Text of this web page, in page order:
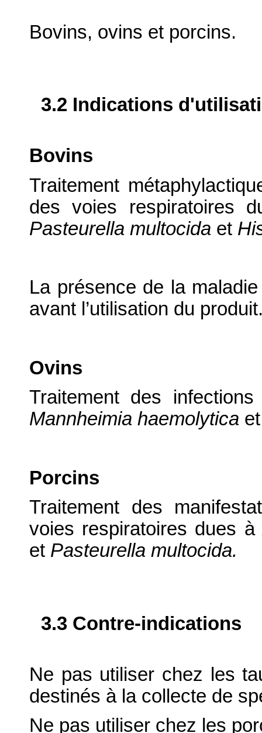
Bovins, ovins et porcins.
3.2 Indications
Bovins
Traitement
des voies respiratoires
Pasteurella multocida et
La présence de la
avant l’utilisation du
Ovins
Traitement des
Mannheimia haemolytica
Porcins
Traitement des
voies respiratoires dues à
et Pasteurella multocida.
3.3 Contre-indications
Ne pas utiliser chez les
destinés à la collecte de
Ne pas utiliser chez les